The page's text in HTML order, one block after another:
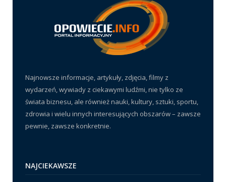
Najnowsze informacje, artykuły, zdjęcia, filmy z
wydarzeń, wywiady z ciekawymi ludźmi, nie tylko ze
świata biznesu, ale również nauki, kultury, sztuki, sportu,
zdrowia i wielu innych interesujących obszarów – zawsze
pewnie, zawsze konkretnie.
NAJCIEKAWSZE